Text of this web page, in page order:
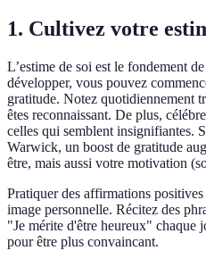
1. Cultivez votre
L’estime de soi est le fondement
développer, vous pouvez
gratitude. Notez quotidiennement
êtes reconnaissant. De plus,
celles qui semblent insignifiantes.
Warwick, un boost de gratitude
être, mais aussi votre motivation
Pratiquer des affirmations
image personnelle. Récitez des
"Je mérite d'être heureux" chaque
pour être plus convaincant.